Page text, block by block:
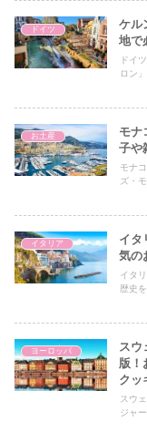
ドイツ
ケル
地で
ドイ
ロン
お土産
モナ
子や
モナ
ズ・
イタリア
イタ
気の
イタ
歴史
ヨーロッパ
スウ
版！
クッ
スウ
ジャ